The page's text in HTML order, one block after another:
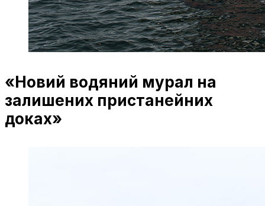
«Новий водяний мурал на
залишених пристанейних
доках»